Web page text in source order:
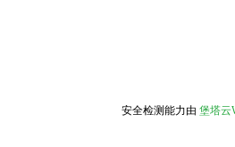
安全检测能力由 堡塔云